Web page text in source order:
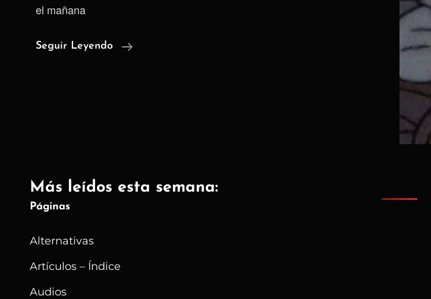
el mañana
Seguir Leyendo
La
Más leídos esta semana:
Páginas
Alternativas
Artículos – Índice
Audios